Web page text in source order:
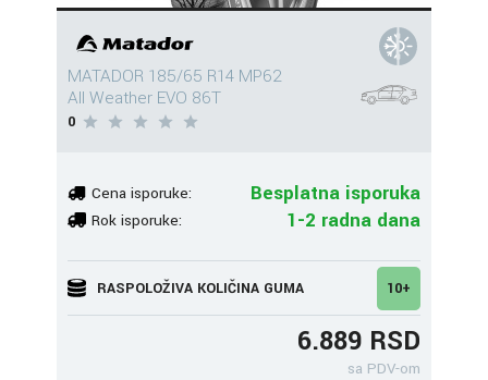
MATADOR 185/65 R14 MP62
All Weather EVO 86T
0
Cena isporuke: Besplatna isporuka
Rok isporuke: 1-2 radna dana
RASPOLOŽIVA KOLIČINA GUMA 10+
6.889 RSD
sa PDV-om